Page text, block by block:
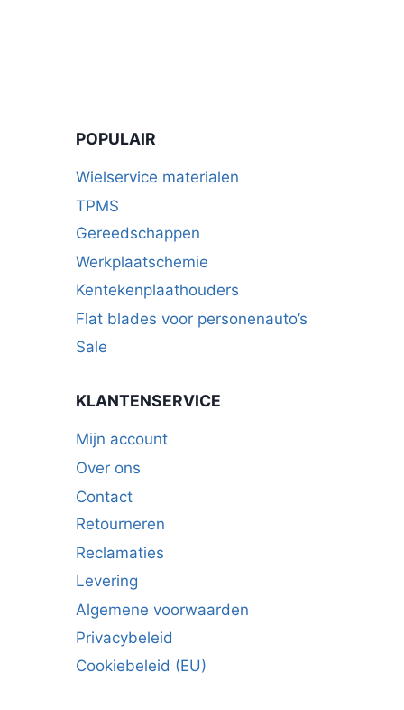
POPULAIR
Wielservice materialen
TPMS
Gereedschappen
Werkplaatschemie
Kentekenplaathouders
Flat blades voor personenauto’s
Sale
KLANTENSERVICE
Mijn account
Over ons
Contact
Retourneren
Reclamaties
Levering
Algemene voorwaarden
Privacybeleid
Cookiebeleid (EU)